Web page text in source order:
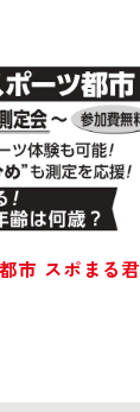
市 スポまる君